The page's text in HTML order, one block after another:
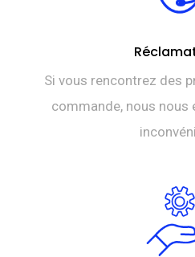
Si vous rencontrez des
commande, nous nous